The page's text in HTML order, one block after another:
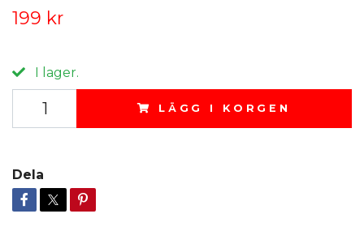
199 kr
I lager.
LÄGG I KORGEN
Dela